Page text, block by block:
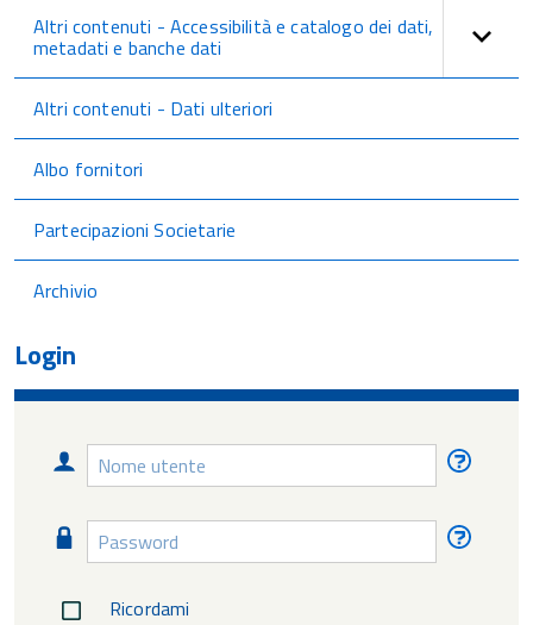
Altri contenuti - Accessibilità e catalogo dei dati,
metadati e banche dati
Altri contenuti - Dati ulteriori
Albo fornitori
Partecipazioni Societarie
Archivio
Login
Nome
utente
Password
Ricordami